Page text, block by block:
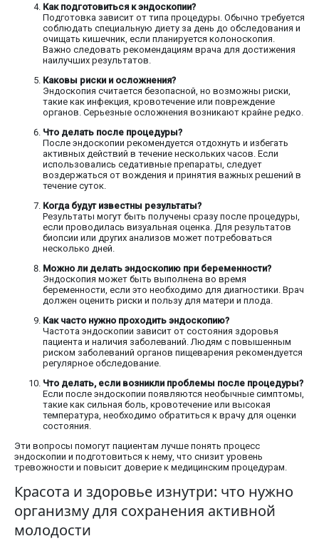
Как подготовиться к эндоскопии?
Подготовка зависит от типа процедуры. Обычно требуется
соблюдать специальную диету за день до обследования и
очищать кишечник, если планируется колоноскопия.
Важно следовать рекомендациям врача для достижения
наилучших результатов.
Каковы риски и осложнения?
Эндоскопия считается безопасной, но возможны риски,
такие как инфекция, кровотечение или повреждение
органов. Серьезные осложнения возникают крайне редко.
Что делать после процедуры?
После эндоскопии рекомендуется отдохнуть и избегать
активных действий в течение нескольких часов. Если
использовались седативные препараты, следует
воздержаться от вождения и принятия важных решений в
течение суток.
Когда будут известны результаты?
Результаты могут быть получены сразу после процедуры,
если проводилась визуальная оценка. Для результатов
биопсии или других анализов может потребоваться
несколько дней.
Можно ли делать эндоскопию при беременности?
Эндоскопия может быть выполнена во время
беременности, если это необходимо для диагностики. Врач
должен оценить риски и пользу для матери и плода.
Как часто нужно проходить эндоскопию?
Частота эндоскопии зависит от состояния здоровья
пациента и наличия заболеваний. Людям с повышенным
риском заболеваний органов пищеварения рекомендуется
регулярное обследование.
Что делать, если возникли проблемы после процедуры?
Если после эндоскопии появляются необычные симптомы,
такие как сильная боль, кровотечение или высокая
температура, необходимо обратиться к врачу для оценки
состояния.
Эти вопросы помогут пациентам лучше понять процесс
эндоскопии и подготовиться к нему, что снизит уровень
тревожности и повысит доверие к медицинским процедурам.
Красота и здоровье изнутри: что нужно
организму для сохранения активной
молодости